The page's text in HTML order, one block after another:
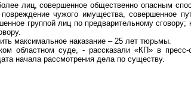
лиц, совершенное общественно опасным
чужого имущества, совершенное
группой лиц по предварительному
максимальное наказание – 25 лет тюрьмы.
областном суде, - рассказали «КП» в
начала рассмотрения дела по существу.